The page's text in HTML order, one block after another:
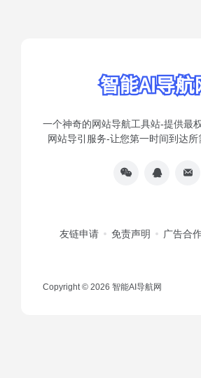
一个神奇的网站导航工具站-提供最
网站导引服务-让您第一时间到达
友链申请 免责声明 广告合
Copyright © 2026 智能AI导航网